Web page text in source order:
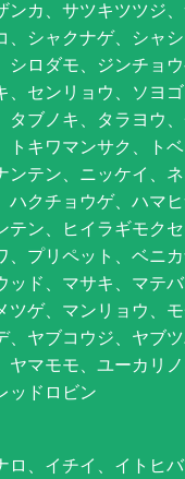
ンカ、サツキツツジ
、シャクナゲ、シャ
シロダモ、ジンチョ
センリョウ、ソヨゴ
タブノキ、タラヨウ、
トキワマンサク、トベ
ンテン、ニッケイ、
ハクチョウゲ、ハマ
テン、ヒイラギモク
、プリペット、ベニ
ッド、マサキ、マテ
ツゲ、マンリョウ、
、ヤブコウジ、ヤブ
ヤマモモ、ユーカリ
ッドロビン
ロ、イチイ、イトヒ